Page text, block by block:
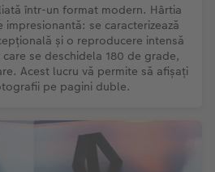
într-un format modern. Hârtia
impresionantă: se caracterizează
și o reproducere intensă
se deschidela 180 de grade,
Acest lucru vă permite să afișați
pe pagini duble.